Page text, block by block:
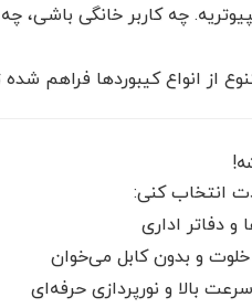
چه کاربر خانگی
از انواع کیبوردها فراهم
انتخاب کنی:
و دفاتر اداری
و بدون کابل می‌خوان